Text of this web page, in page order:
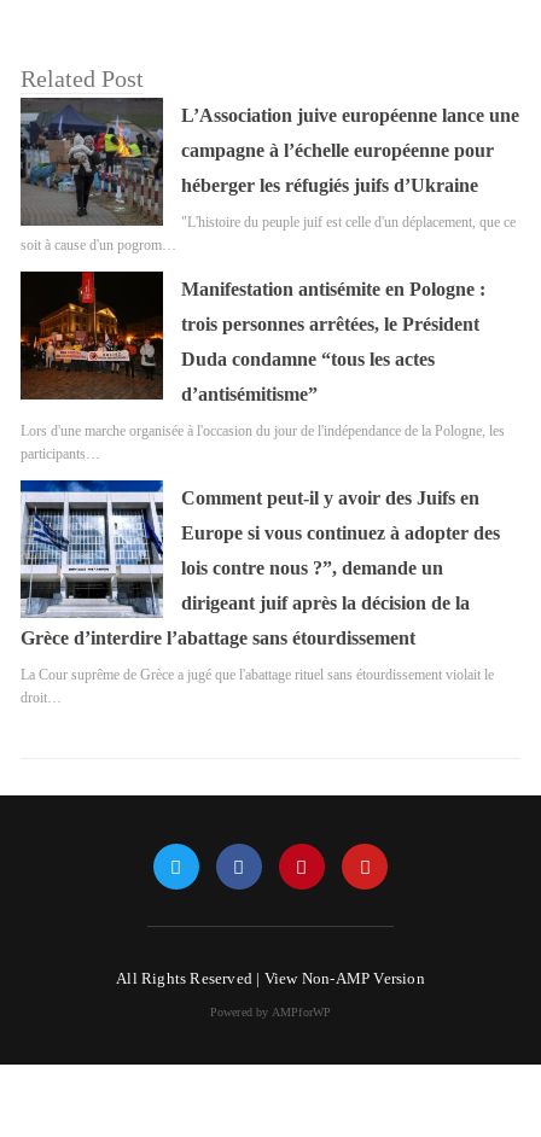
Related Post
L’Association juive européenne lance une
campagne à l’échelle européenne pour
héberger les réfugiés juifs d’Ukraine
"L'histoire du peuple juif est celle d'un déplacement, que ce
soit à cause d'un pogrom…
Manifestation antisémite en Pologne :
trois personnes arrêtées, le Président
Duda condamne “tous les actes
d’antisémitisme”
Lors d'une marche organisée à l'occasion du jour de l'indépendance de la Pologne, les
participants…
Comment peut-il y avoir des Juifs en
Europe si vous continuez à adopter des
lois contre nous ?”, demande un
dirigeant juif après la décision de la
Grèce d’interdire l’abattage sans étourdissement
La Cour suprême de Grèce a jugé que l'abattage rituel sans étourdissement violait le
droit…
All Rights Reserved | View Non-AMP Version
Powered by AMPforWP